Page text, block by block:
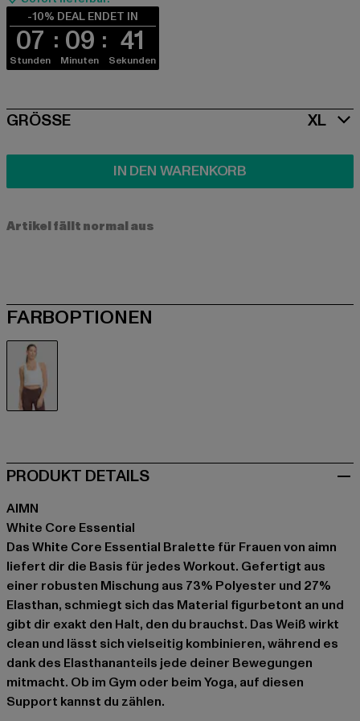
-10% DEAL ENDET IN
07
Stunden
09
Minuten
40
Sekunden
SIZE
GRÖSSE XL
IN DEN WARENKORB
Artikel fällt normal aus
FARBOPTIONEN
PRODUKT DETAILS
AIMN
White Core Essential
Das White Core Essential Bralette für Frauen von aimn
liefert dir die Basis für jedes Workout. Gefertigt aus
einer robusten Mischung aus 73% Polyester und 27%
Elasthan, schmiegt sich das Material figurbetont an und
gibt dir exakt den Halt, den du brauchst. Das Weiß wirkt
clean und lässt sich vielseitig kombinieren, während es
dank des Elasthananteils jede deiner Bewegungen
mitmacht. Ob im Gym oder beim Yoga, auf diesen
Support kannst du zählen.